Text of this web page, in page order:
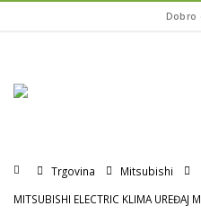
Dobro
Home
Trgovina
Mitsubishi
MITSUBISHI ELECTRIC KLIMA UREĐAJ